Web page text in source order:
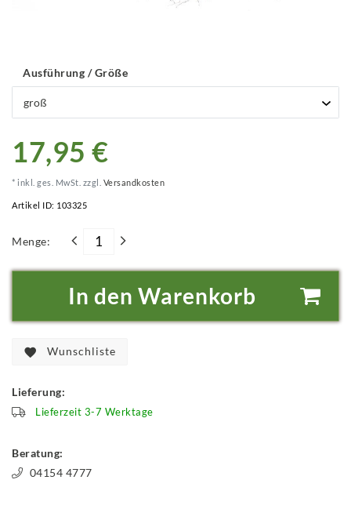
Ausführung / Größe
17,95 €
* inkl. ges. MwSt. zzgl. Versandkosten
Artikel ID: 103325
Menge:
In den Warenkorb
Wunschliste
Lieferung:
Lieferzeit 3-7 Werktage
Beratung:
04154 4777